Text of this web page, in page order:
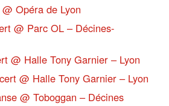
Opéra de Lyon
@ Parc OL – Décines-
@ Halle Tony Garnier – Lyon
@ Halle Tony Garnier – Lyon
@ Toboggan – Décines